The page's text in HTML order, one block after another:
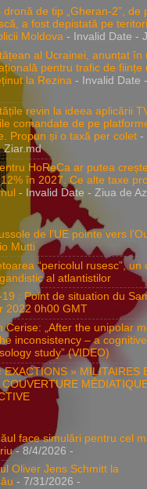
dronă de tip „Gheran-2”, de
a fost depistată pe
Moldova - Invalid Date -
al Ucrainei, anunțat în
pentru trafic de ființe
la Rezina - Invalid Date
revin la ideea aplicării
comandate de pe
Propun și o taxă per colet -
Ziar.md
HoReCa ar putea
în 2027. Ce alte taxe
- Invalid Date - Ziua de
de l’UE pointe vers
Mutti
“pericolul rusesc”, un
al atlantistilor
: Point de situation du
2022 0h00 GMT
Cerise: „After the unipolar
inconsistency – a cognitive
study” (VIDEO)
EXACTIONS » MILITAIRES
COUVERTURE
face simulări pentru cel
- 8/4/2026 -
Oliver Jens Schmitt la
- 7/31/2026 -